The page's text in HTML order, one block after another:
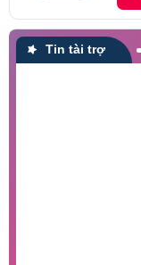
Tin tài trợ